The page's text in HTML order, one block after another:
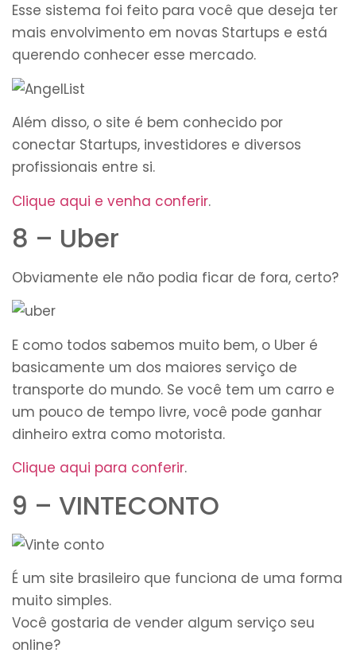
Esse sistema foi feito para você que deseja ter
mais envolvimento em novas Startups e está
querendo conhecer esse mercado.
Além disso, o site é bem conhecido por
conectar Startups, investidores e diversos
profissionais entre si.
Clique aqui e venha conferir.
8 – Uber
Obviamente ele não podia ficar de fora, certo?
E como todos sabemos muito bem, o Uber é
basicamente um dos maiores serviço de
transporte do mundo. Se você tem um carro e
um pouco de tempo livre, você pode ganhar
dinheiro extra como motorista.
Clique aqui para conferir.
9 – VINTECONTO
É um site brasileiro que funciona de uma forma
muito simples.
Você gostaria de vender algum serviço seu
online?